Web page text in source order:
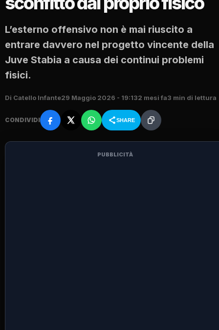
L’esterno offensivo non è mai riuscito a
entrare davvero nel progetto vincente della
Juve Stabia a causa dei continui problemi
fisici.
Di Catello Infante29 Maggio 2026 - 19:132 mesi fa3 min di lettura
CONDIVIDI SHARE
PUBBLICITÀ